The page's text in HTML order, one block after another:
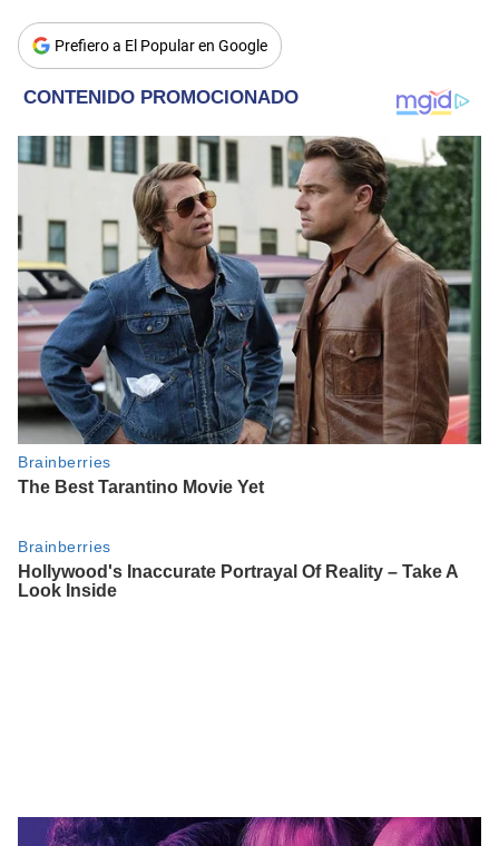
Prefiero a El Popular en Google